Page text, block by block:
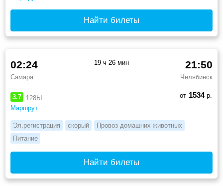
Найти билеты
3.7
128Ы
Маршрут
02:24
Самара
21:50
Челябинск
19 ч 26 мин
от 1534р.
Эл.регистрация скорый
Провоз домашних животных
Питание
Найти билеты